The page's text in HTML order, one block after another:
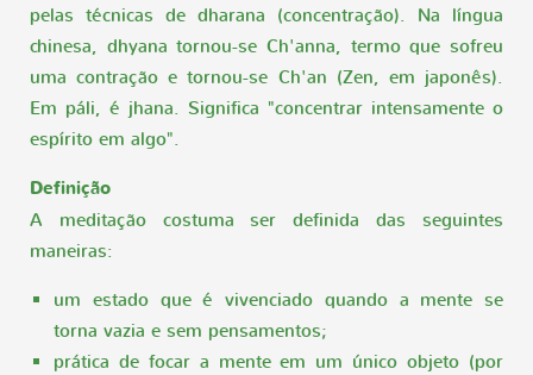
pelas técnicas de dharana (concentração). Na língua
chinesa, dhyana tornou-se Ch'anna, termo que sofreu
uma contração e tornou-se Ch'an (Zen, em japonês).
Em páli, é jhana. Significa "concentrar intensamente o
espírito em algo".
Definição
A meditação costuma ser definida das seguintes
maneiras:
um estado que é vivenciado quando a mente se
torna vazia e sem pensamentos;
prática de focar a mente em um único objeto (por